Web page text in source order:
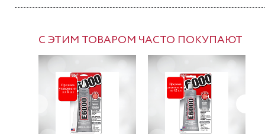
С ЭТИМ ТОВАРОМ ЧАСТО ПОКУПАЮТ